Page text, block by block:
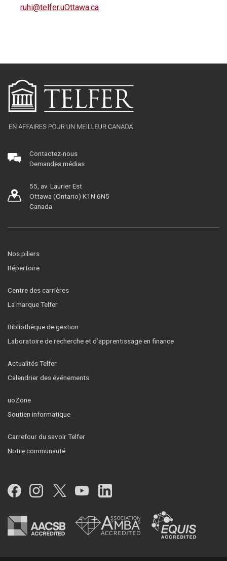
ruhi@telfer.uOttawa.ca
Contactez-nous
Demandes médias
55, av. Laurier Est
Ottawa (Ontario) K1N 6N5
Canada
Nos piliers
Répertoire
Centre des carrières
La marque Telfer
Bibliothèque de gestion
Laboratoire de recherche et d’apprentissage en finance
Actualités Telfer
Calendrier des événements
uoZone
Soutien informatique
Carrefour du savoir Telfer
Notre communauté
Facebook
Instagram
Twitter
YouTubeLinkedIn